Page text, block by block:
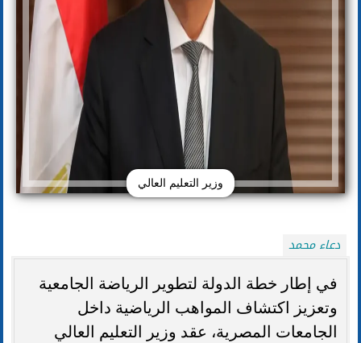
وزير التعليم العالي
دعاء محمد
في إطار خطة الدولة لتطوير الرياضة الجامعية
وتعزيز اكتشاف المواهب الرياضية داخل
الجامعات المصرية، عقد وزير التعليم العالي